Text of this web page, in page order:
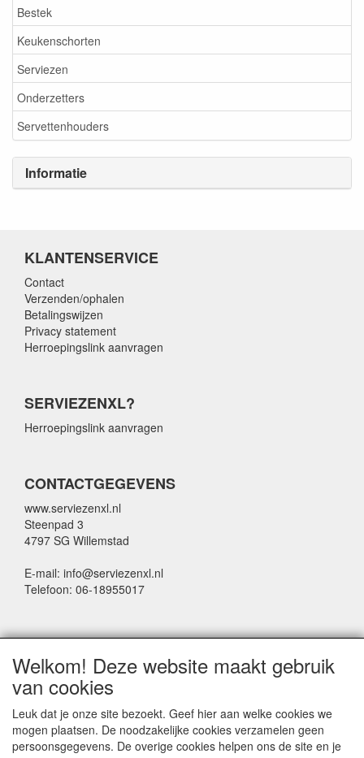
Bestek
Keukenschorten
Serviezen
Onderzetters
Servettenhouders
Informatie
KLANTENSERVICE
Contact
Verzenden/ophalen
Betalingswijzen
Privacy statement
Herroepingslink aanvragen
SERVIEZENXL?
Herroepingslink aanvragen
CONTACTGEGEVENS
www.serviezenxl.nl
Steenpad 3
4797 SG Willemstad
E-mail: info@serviezenxl.nl
Telefoon: 06-18955017
Voornaam
Achternaam
Welkom! Deze website maakt gebruik
van cookies
Leuk dat je onze site bezoekt. Geef hier aan welke cookies we
mogen plaatsen. De noodzakelijke cookies verzamelen geen
persoonsgegevens. De overige cookies helpen ons de site en je